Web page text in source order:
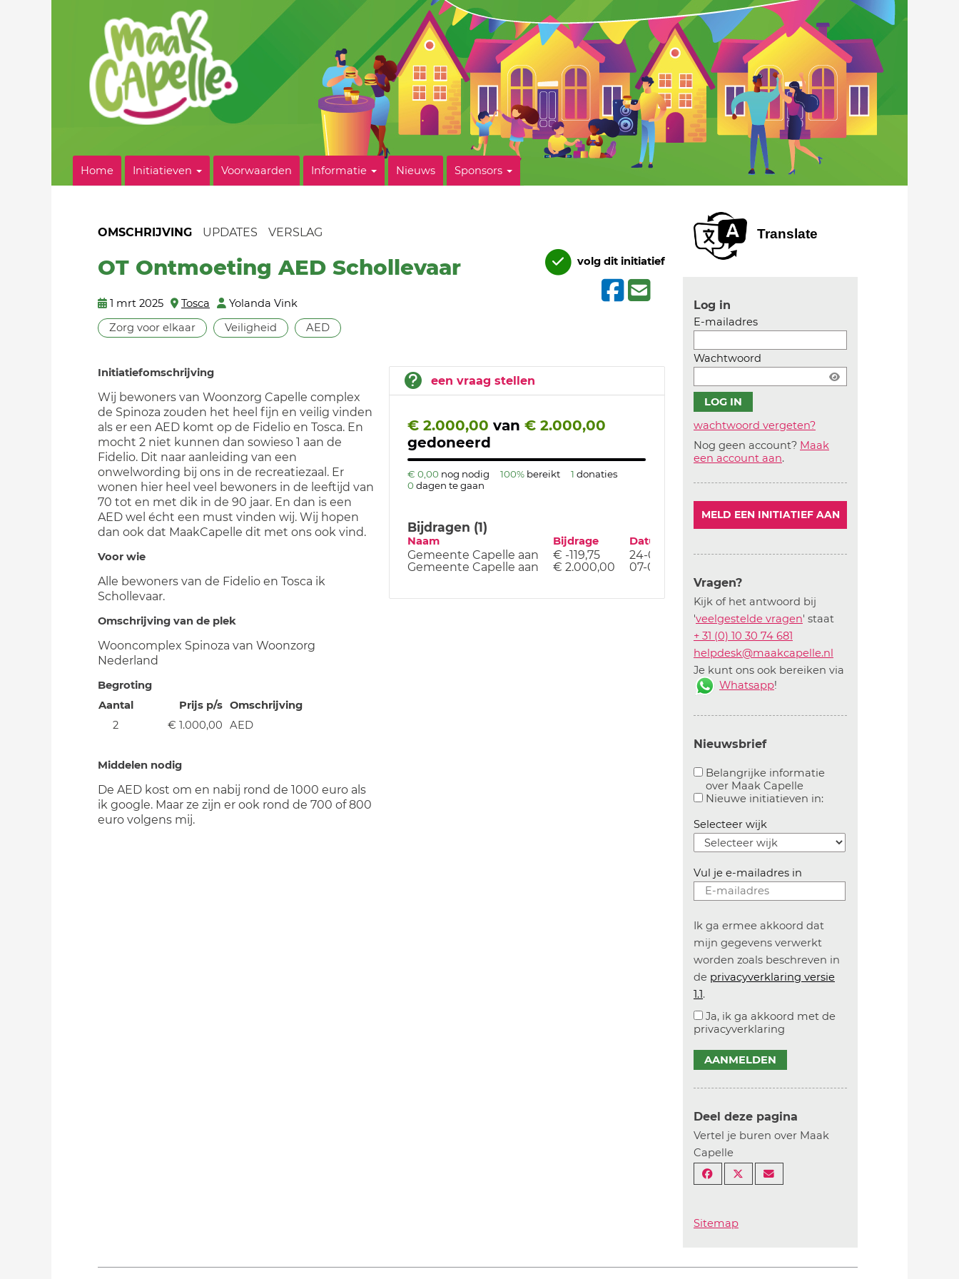
Home Initiatieven Voorwaarden Informatie Nieuws Sponsors
OMSCHRIJVING UPDATES VERSLAG
OT Ontmoeting AED Schollevaar
1 mrt 2025 Tosca
Yolanda Vink
Zorg voor elkaar
Veiligheid AED
volg dit initiatief
een vraag stellen
€ 2.000,00 van € 2.000,00
gedoneerd
€ 0,00 nog nodig 100% bereikt 1 donaties
0 dagen te gaan
Bijdragen (1)
Naam Bijdrage Datum
Gemeente Capelle aan € -119,75
24-04-25
Gemeente Capelle aan
€ 2.000,00 07-01-25
Initiatiefomschrijving
Wij bewoners van Woonzorg Capelle complex
de Spinoza zouden het heel fijn en veilig vinden
als er een AED komt op de Fidelio en Tosca. En
mocht 2 niet kunnen dan sowieso 1 aan de
Fidelio. Dit naar aanleiding van een
onwelwording bij ons in de recreatiezaal. Er
wonen hier heel veel bewoners in de leeftijd van
70 tot en met dik in de 90 jaar. En dan is een
AED wel écht een must vinden wij. Wij hopen
dan ook dat MaakCapelle dit met ons ook vind.
Voor wie
Alle bewoners van de Fidelio en Tosca ik
Schollevaar.
Omschrijving van de plek
Wooncomplex Spinoza van Woonzorg
Nederland
Begroting
Aantal
Prijs p/s Omschrijving
2
€ 1.000,00 AED
Middelen nodig
De AED kost om en nabij rond de 1000 euro als
ik google. Maar ze zijn er ook rond de 700 of 800
euro volgens mij.
Translate
Log in
E-mailadres
Wachtwoord
wachtwoord vergeten?
Nog geen account? Maak
een account aan.
MELD EEN INITIATIEF AAN
Vragen?
Kijk of het antwoord bij
'veelgestelde vragen' staat
+ 31 (0) 10 30 74 681
helpdesk@maakcapelle.nl
Je kunt ons ook bereiken via
Whatsapp!
Nieuwsbrief
Belangrijke informatie
over Maak Capelle
Aanvinken om belangrijke informatie over
Nieuwe initiatieven in:Aanvinken om
Selecteer wijk
Vul je e-mailadres in
Ik ga ermee akkoord dat
mijn gegevens verwerkt
worden zoals beschreven in
de privacyverklaring versie
1.1.
Ja, ik ga akkoord met de
privacyverklaring
AANMELDEN
Deel deze pagina
Vertel je buren over Maak
Capelle
Sitemap